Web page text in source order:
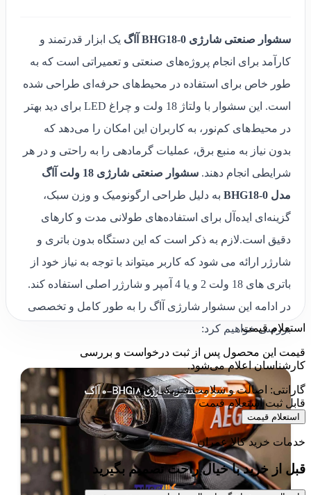
سشوار صنعتی شارژی BHG18-0 آاگ
یک ابزار قدرتمند و
کارآمد برای انجام پروژه‌های صنعتی و تعمیراتی است که به
طور خاص برای استفاده در محیط‌های حرفه‌ای طراحی شده
است. این سشوار با ولتاژ 18 ولت و چراغ LED برای دید بهتر
در محیط‌های کم‌نور، به کاربران این امکان را می‌دهد که
بدون نیاز به منبع برق، عملیات گرمادهی را به راحتی و در هر
شرایطی انجام دهند.
سشوار صنعتی شارژی 18 ولت آاگ
مدل BHG18-0
به دلیل طراحی ارگونومیک و وزن سبک،
گزینه‌ای ایده‌آل برای استفاده‌های طولانی مدت و کارهای
دقیق است.لازم به ذکر است که این دستگاه بدون باتری و
شارژر ارائه می شود که کاربر میتواند با توجه به نیاز خود از
باتری های 18 ولت 2 و یا 4 آمپر و شارژر اصلی استفاده کند.
در ادامه این سشوار شارژی آاگ را به طور کامل و تخصصی
بررسی خواهیم کرد:
استعلام قیمت
قیمت این محصول پس از ثبت درخواست و بررسی
کارشناسان اعلام می‌شود.
گارانتی: اصالت و سلامت فیزیکی کالا
قابل ثبت استعلام قیمت
استعلام قیمت
خدمات خرید کالا عمران
قبل از خرید با خیال راحت تصمیم بگیرید